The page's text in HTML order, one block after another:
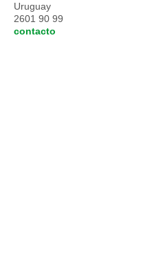
Uruguay
2601 90 99
contacto